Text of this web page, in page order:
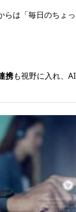
は「毎日のちょ
携も視野に入れ、